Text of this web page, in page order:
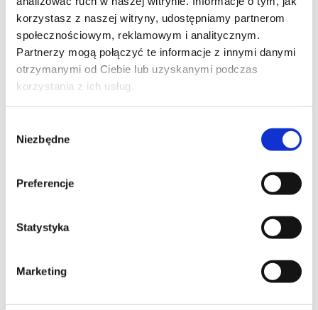
korzystasz z naszej witryny, udostępniamy partnerom
społecznościowym, reklamowym i analitycznym.
Partnerzy mogą połączyć te informacje z innymi danymi
otrzymanymi od Ciebie lub uzyskanymi podczas
korzystania z ich usług.
zgody
Niezbędne
Preferencje
Statystyka
Marketing
6
8
Moje ulubione
6